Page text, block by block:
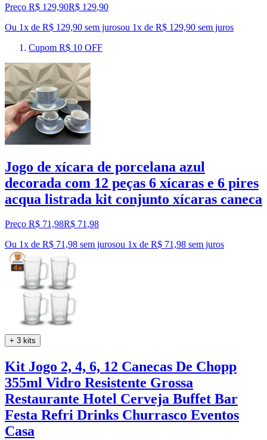
Preço R$ 129,90R$ 129,90
Ou 1x de R$ 129,90 sem jurosou 1x de R$ 129,90 sem juros
Cupom R$ 10 OFF
Jogo de xícara de porcelana azul
decorada com 12 peças 6 xícaras e 6 pires
acqua listrada kit conjunto xícaras caneca
Preço R$ 71,98R$ 71,98
Ou 1x de R$ 71,98 sem jurosou 1x de R$ 71,98 sem juros
+ 3 kits
Kit Jogo 2, 4, 6, 12 Canecas De Chopp
355ml Vidro Resistente Grossa
Restaurante Hotel Cerveja Buffet Bar
Festa Refri Drinks Churrasco Eventos
Casa